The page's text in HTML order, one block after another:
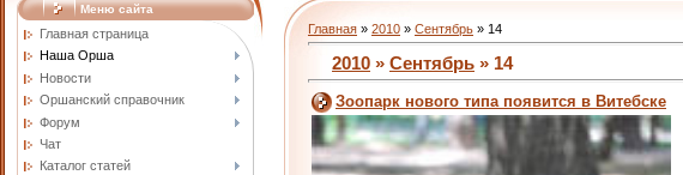
Меню сайта
Главная страница
Наша Орша
Новости
Оршанский справочник
Форум
Чат
Каталог статей
Главная » 2010 » Сентябрь » 14
2010 » Сентябрь » 14
Зоопарк нового типа появится в Витебске